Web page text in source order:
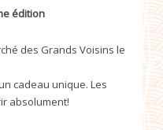
édition
des Grands Voisins le
cadeau unique. Les
absolument!